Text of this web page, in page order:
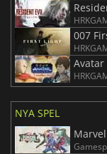
007
Avatar
NYA SPEL